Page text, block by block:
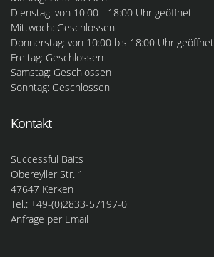
Dienstag: von 10:00 - 18:00 Uhr geöffnet
Mittwoch: Geschlossen
Donnerstag: von 10:00 bis 18:00 Uhr geöffnet
Freitag: Geschlossen
Samstag: Geschlossen
Sonntag: Geschlossen
Kontakt
Successful Baits
Obereyller Str. 1
47647 Kerken
Tel.: +49-(0)2833-57197-0
Anfrage per Email